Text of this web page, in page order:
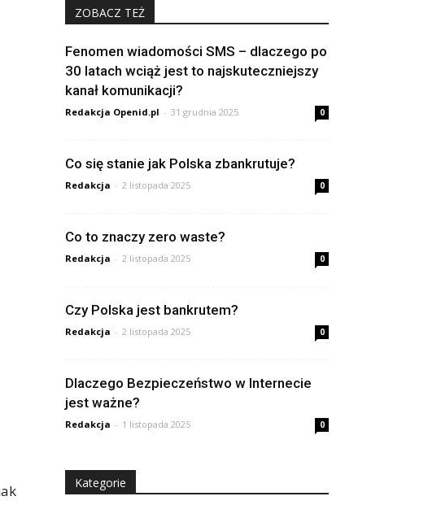
ZOBACZ TEŻ
Fenomen wiadomości SMS – dlaczego po
30 latach wciąż jest to najskuteczniejszy
kanał komunikacji?
Redakcja Openid.pl - 31 grudnia 2025 0
Co się stanie jak Polska zbankrutuje?
Redakcja - 2 listopada 2025 0
Co to znaczy zero waste?
Redakcja - 2 listopada 2025 0
Czy Polska jest bankrutem?
Redakcja - 2 listopada 2025 0
Dlaczego Bezpieczeństwo w Internecie
jest ważne?
Redakcja - 1 listopada 2025 0
Kategorie